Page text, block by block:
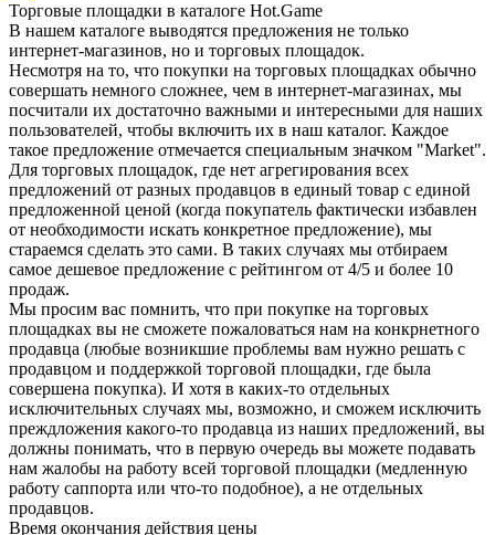
Торговые площадки в каталоге Hot.Game
В нашем каталоге выводятся предложения не только
интернет-магазинов, но и торговых площадок.
Несмотря на то, что покупки на торговых площадках обычно
совершать немного сложнее, чем в интернет-магазинах, мы
посчитали их достаточно важными и интересными для наших
пользователей, чтобы включить их в наш каталог. Каждое
такое предложение отмечается специальным значком "Market".
Для торговых площадок, где нет агрегирования всех
предложений от разных продавцов в единый товар с единой
предложенной ценой (когда покупатель фактически избавлен
от необходимости искать конкретное предложение), мы
стараемся сделать это сами. В таких случаях мы отбираем
самое дешевое предложение с рейтингом от 4/5 и более 10
продаж.
Мы просим вас помнить, что при покупке на торговых
площадках вы не сможете пожаловаться нам на конкрнетного
продавца (любые возникшие проблемы вам нужно решать с
продавцом и поддержкой торговой площадки, где была
совершена покупка). И хотя в каких-то отдельных
исключительных случаях мы, возможно, и сможем исключить
преждложения какого-то продавца из наших предложений, вы
должны понимать, что в первую очередь вы можете подавать
нам жалобы на работу всей торговой площадки (медленную
работу саппорта или что-то подобное), а не отдельных
продавцов.
Время окончания действия цены